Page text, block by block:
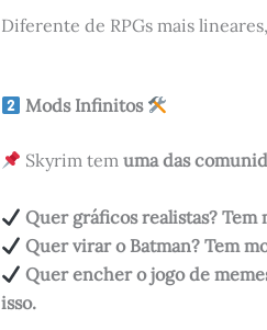
Diferente de RPGs mais lineares,
Mods Infinitos
Skyrim temuma das
Quer gráficos realistas? Tem
Quer virar o Batman? Tem
Quer encher o jogo de
isso.